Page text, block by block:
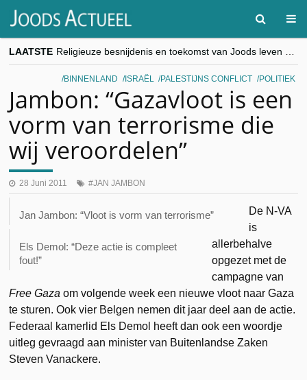
LAATSTE
“Besnijdenisdebat toont hoe moeilijk seculiere Westen minderheden begrijpt”, Jinnih Beels (Vooruit)
CITYTRIP | ROEMENIË – Boekarest: de verrassing van Oost-Europa
goKosher lanceert nieuwe website en samenwerking met Mishpacha voor kosher travel en simchas wereldwijd
BINNENLAND ISRAËL PALESTIJNS CONFLICT POLITIEK
Jambon: “Gazavloot is een
vorm van terrorisme die
wij veroordelen”
28 Juni 2011 JAN JAMBON
Jan Jambon: “Vloot is vorm van terrorisme”
Els Demol: “Deze actie is compleet
fout!”
De N-VA
is
allerbehalve
opgezet met de
campagne van
Free Gaza om volgende week een nieuwe vloot naar Gaza
te sturen. Ook vier Belgen nemen dit jaar deel aan de actie.
Federaal kamerlid Els Demol heeft dan ook een woordje
uitleg gevraagd aan minister van Buitenlandse Zaken
Steven Vanackere.